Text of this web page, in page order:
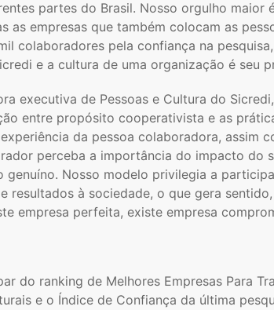
partes do Brasil. Nosso orgulho maior
as empresas que também colocam as
colaboradores pela confiança na
e a cultura de uma organização é seu
executiva de Pessoas e Cultura do
entre propósito cooperativista e as
da pessoa colaboradora, assim
perceba a importância do impacto do
genuíno. Nosso modelo privilegia a
resultados à sociedade, o que gera
empresa perfeita, existe empresa
do ranking de Melhores Empresas Para
e o Índice de Confiança da última